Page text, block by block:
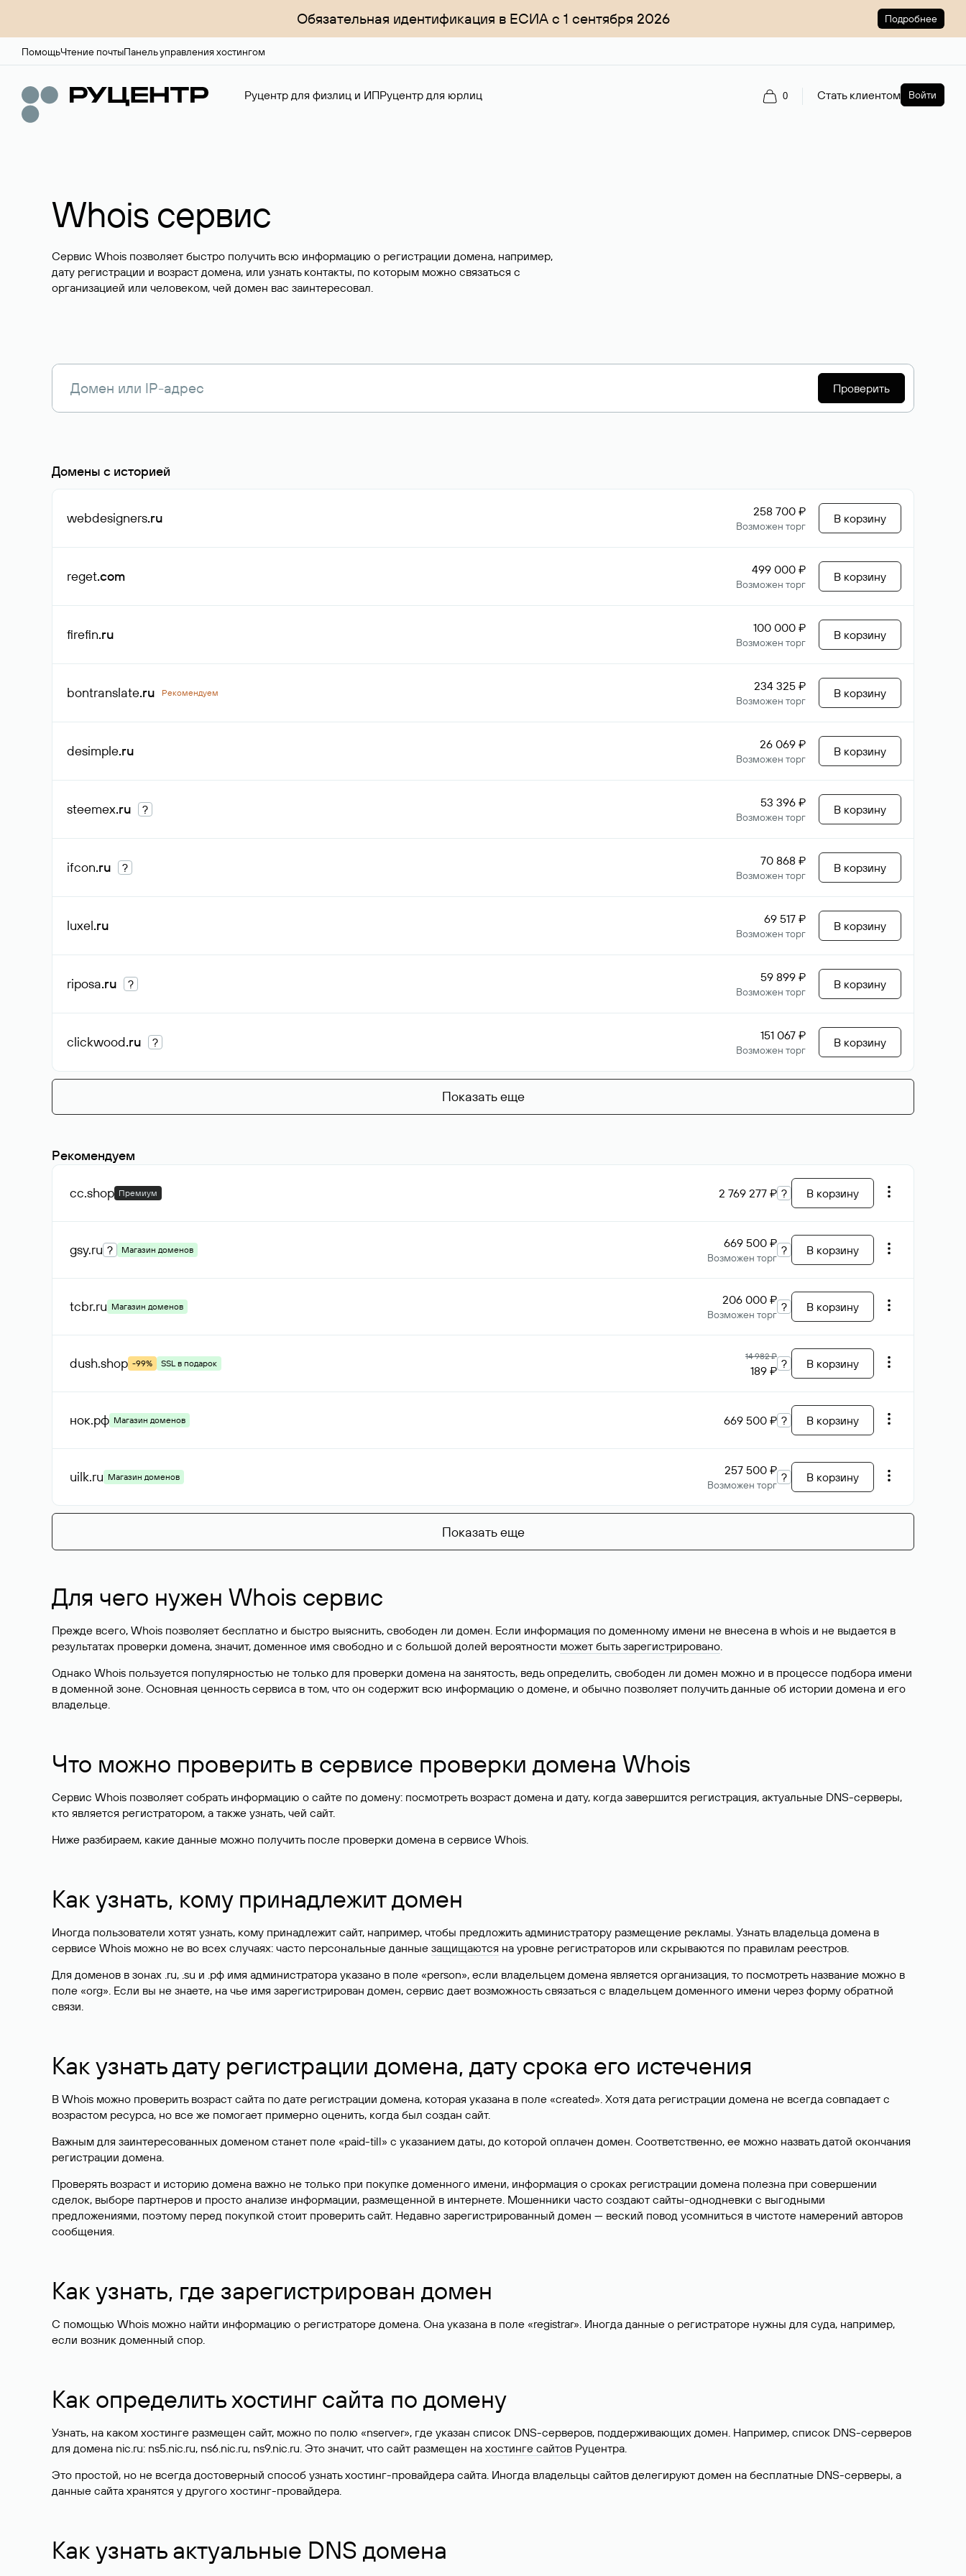
Обязательная идентификация в ЕСИА с 1 сентября 2026 Подробнее
ПомощьЧтение почтыПанель управления хостингом
Руцентр для физлиц и ИПРуцентр для юрлиц 0 Стать клиентом Войти
Whois сервис
Сервис Whois позволяет быстро получить всю информацию о регистрации домена, например,
дату регистрации и возраст домена, или узнать контакты, по которым можно связаться с
организацией или человеком, чей домен вас заинтересовал.
Проверить
Домены с историей
webdesigners.ru 258 700 ₽
Возможен торг
В корзину
reget.com 499 000 ₽
Возможен торг
В корзину
firefin.ru 100 000 ₽
Возможен торг
В корзину
bontranslate.ru Рекомендуем 234 325 ₽
Возможен торг
В корзину
desimple.ru 26 069 ₽
Возможен торг
В корзину
steemex.ru ? 53 396 ₽
Возможен торг
В корзину
ifcon.ru ? 70 868 ₽
Возможен торг
В корзину
luxel.ru 69 517 ₽
Возможен торг
В корзину
riposa.ru ? 59 899 ₽
Возможен торг
В корзину
clickwood.ru ? 151 067 ₽
Возможен торг
В корзину
Показать еще
Рекомендуем
cc.shop Премиум 2 769 277 ₽ ? В корзину
gsy.ru ? Магазин доменов 669 500 ₽
Возможен торг
? В корзину
tcbr.ru Магазин доменов 206 000 ₽
Возможен торг
? В корзину
dush.shop -99% SSL в подарок
14 982 ₽
189 ₽ ? В корзину
нок.рф Магазин доменов 669 500 ₽ ? В корзину
uilk.ru Магазин доменов 257 500 ₽
Возможен торг
? В корзину
Показать еще
Для чего нужен Whois сервис
Прежде всего, Whois позволяет бесплатно и быстро выяснить, свободен ли домен. Если информация по доменному имени не внесена в whois и не выдается в
результатах проверки домена, значит, доменное имя свободно и с большой долей вероятности может быть зарегистрировано.
Однако Whois пользуется популярностью не только для проверки домена на занятость, ведь определить, свободен ли домен можно и в процессе подбора имени
в доменной зоне. Основная ценность сервиса в том, что он содержит всю информацию о домене, и обычно позволяет получить данные об истории домена и его
владельце.
Что можно проверить в сервисе проверки домена Whois
Сервис Whois позволяет собрать информацию о сайте по домену: посмотреть возраст домена и дату, когда завершится регистрация, актуальные DNS-серверы,
кто является регистратором, а также узнать, чей сайт.
Ниже разбираем, какие данные можно получить после проверки домена в сервисе Whois.
Как узнать, кому принадлежит домен
Иногда пользователи хотят узнать, кому принадлежит сайт, например, чтобы предложить администратору размещение рекламы. Узнать владельца домена в
сервисе Whois можно не во всех случаях: часто персональные данные защищаются на уровне регистраторов или скрываются по правилам реестров.
Для доменов в зонах .ru, .su и .рф имя администратора указано в поле «person», если владельцем домена является организация, то посмотреть название можно в
поле «org». Если вы не знаете, на чье имя зарегистрирован домен, сервис дает возможность связаться с владельцем доменного имени через форму обратной
связи.
Как узнать дату регистрации домена, дату срока его истечения
В Whois можно проверить возраст сайта по дате регистрации домена, которая указана в поле «created». Хотя дата регистрации домена не всегда совпадает с
возрастом ресурса, но все же помогает примерно оценить, когда был создан сайт.
Важным для заинтересованных доменом станет поле «paid-till» с указанием даты, до которой оплачен домен. Соответственно, ее можно назвать датой окончания
регистрации домена.
Проверять возраст и историю домена важно не только при покупке доменного имени, информация о сроках регистрации домена полезна при совершении
сделок, выборе партнеров и просто анализе информации, размещенной в интернете. Мошенники часто создают сайты-однодневки с выгодными
предложениями, поэтому перед покупкой стоит проверить сайт. Недавно зарегистрированный домен — веский повод усомниться в чистоте намерений авторов
сообщения.
Как узнать, где зарегистрирован домен
С помощью Whois можно найти информацию о регистраторе домена. Она указана в поле «registrar». Иногда данные о регистраторе нужны для суда, например,
если возник доменный спор.
Как определить хостинг сайта по домену
Узнать, на каком хостинге размещен сайт, можно по полю «nserver», где указан список DNS-серверов, поддерживающих домен. Например, список DNS-серверов
для домена nic.ru: ns5.nic.ru, ns6.nic.ru, ns9.nic.ru. Это значит, что сайт размещен на хостинге сайтов Руцентра.
Это простой, но не всегда достоверный способ узнать хостинг-провайдера сайта. Иногда владельцы сайтов делегируют домен на бесплатные DNS-серверы, а
данные сайта хранятся у другого хостинг-провайдера.
Как узнать актуальные DNS домена